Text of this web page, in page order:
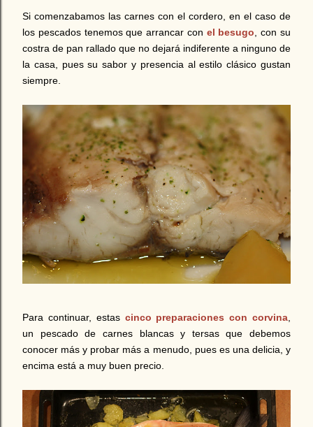
Si comenzabamos las carnes con el cordero, en el caso de
los pescados tenemos que arrancar con el besugo, con su
costra de pan rallado que no dejará indiferente a ninguno de
la casa, pues su sabor y presencia al estilo clásico gustan
siempre.
Para continuar, estas cinco preparaciones con corvina,
un pescado de carnes blancas y tersas que debemos
conocer más y probar más a menudo, pues es una delicia, y
encima está a muy buen precio.